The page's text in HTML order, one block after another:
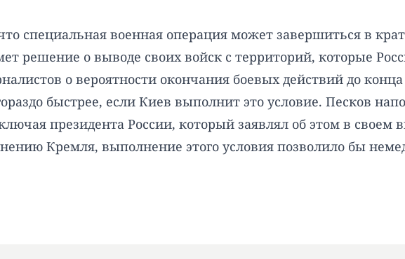
специальная военная операция может завершиться в
решение о выводе своих войск с территорий, которые
о вероятности окончания боевых действий до
быстрее, если Киев выполнит это условие. Песков
президента России, который заявлял об этом в своем
Кремля, выполнение этого условия позволило бы